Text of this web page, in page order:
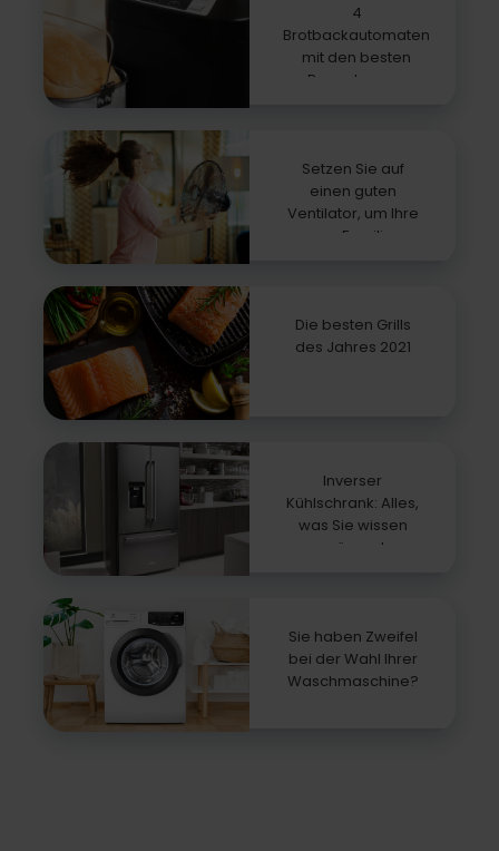
4
Brotbackautomaten
mit den besten
Bewertungen
Setzen Sie auf
einen guten
Ventilator, um Ihre
ganze Familie zu
Die besten Grills
des Jahres 2021
Inverser
Kühlschrank: Alles,
was Sie wissen
müssen!
Sie haben Zweifel
bei der Wahl Ihrer
Waschmaschine?